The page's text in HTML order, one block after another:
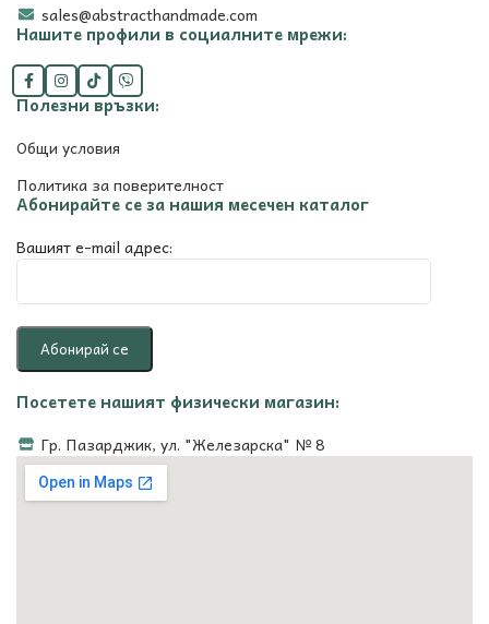
sales@abstracthandmade.com
Нашите профили в социалните мрежи:
Полезни връзки:
Общи условия
Политика за поверителност
Абонирайте се за нашия месечен каталог
Вашият e-mail адрес:
Посетете нашият физически магазин:
Гр. Пазарджик, ул. "Железарска" № 8